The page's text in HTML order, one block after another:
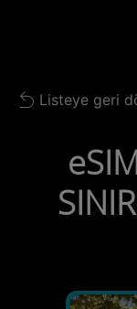
Back to list
Listeye geri